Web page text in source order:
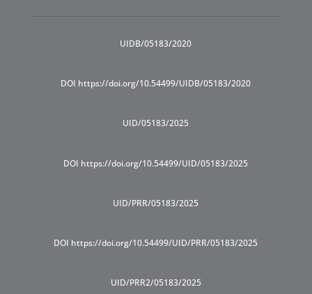
UIDB/05183/2020
DOI https://doi.org/10.54499/UIDB/05183/2020
UID/05183/2025
DOI https://doi.org/10.54499/UID/05183/2025
UID/PRR/05183/2025
DOI https://doi.org/10.54499/UID/PRR/05183/2025
UID/PRR2/05183/2025